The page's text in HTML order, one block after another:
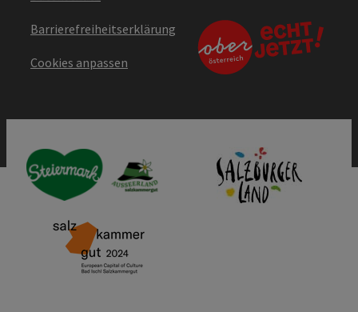
Barrierefreiheitserklärung
Cookies anpassen